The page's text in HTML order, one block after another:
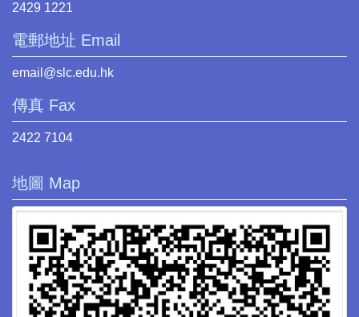
2429 1221
電郵地址 Email
email@slc.edu.hk
傳真 Fax
2422 7104
地圖 Map